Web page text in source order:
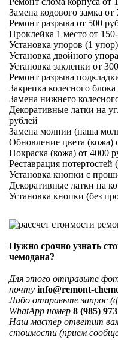
Замена кодового замка от
Ремонт разрыва от 500
Проклейка 1 место от
Установка упоров (1
Установка двойного
Установка заклепки от
Ремонт разрыва
Закрепка колесного
Замена нижнего
Декоративные латки на
рублей
Замена молнии (наша
Обновление цвета (кожа)
Покраска (кожа) от 4000
Реставрация потертостей
Установка кнопки с
Декоративные латки на
Установка кнопки (без
Нужно срочно узнать
чемодана?
Для этого отправьте
почту info@remont-
Либо отправьте запрос
WhatApp номер 8 (985)
Наш мастер ответит
стоимости (прием